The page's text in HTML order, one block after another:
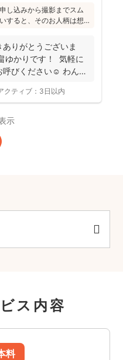
し込みから撮影までスム
すると、そのお人柄は想
れ、ウェディング業界経
で安心してお写りいただ
りがとうございま
ゆかりです！ 気軽に
呼びください☺︎ わんぱ
クティブ： 3日以内
示
ス内容
料